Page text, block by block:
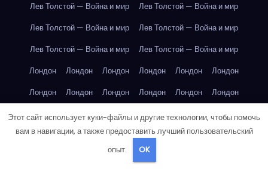
Лев Толстой — Война и мир
Лев Толстой — Война и мир
Лев Толстой — Война и мир
Лев Толстой — Война и мир
Лев Толстой — Война и мир
Лев Толстой — Война и мир
Лондон
Лондон Лондон Лондон Лондон
Лондон
Лондон
Лондон Лондон Лондон Лондон
Лондон
Лондон
Лондон Лондон Лондон Лондон
Лондон
Лондон
Лондон Лондон Лондон
Лос-Анджелес
Этот сайт использует куки-файлы и другие технологии, чтобы помочь
вам в навигации, а также предоставить лучший пользовательский
опыт.
OK